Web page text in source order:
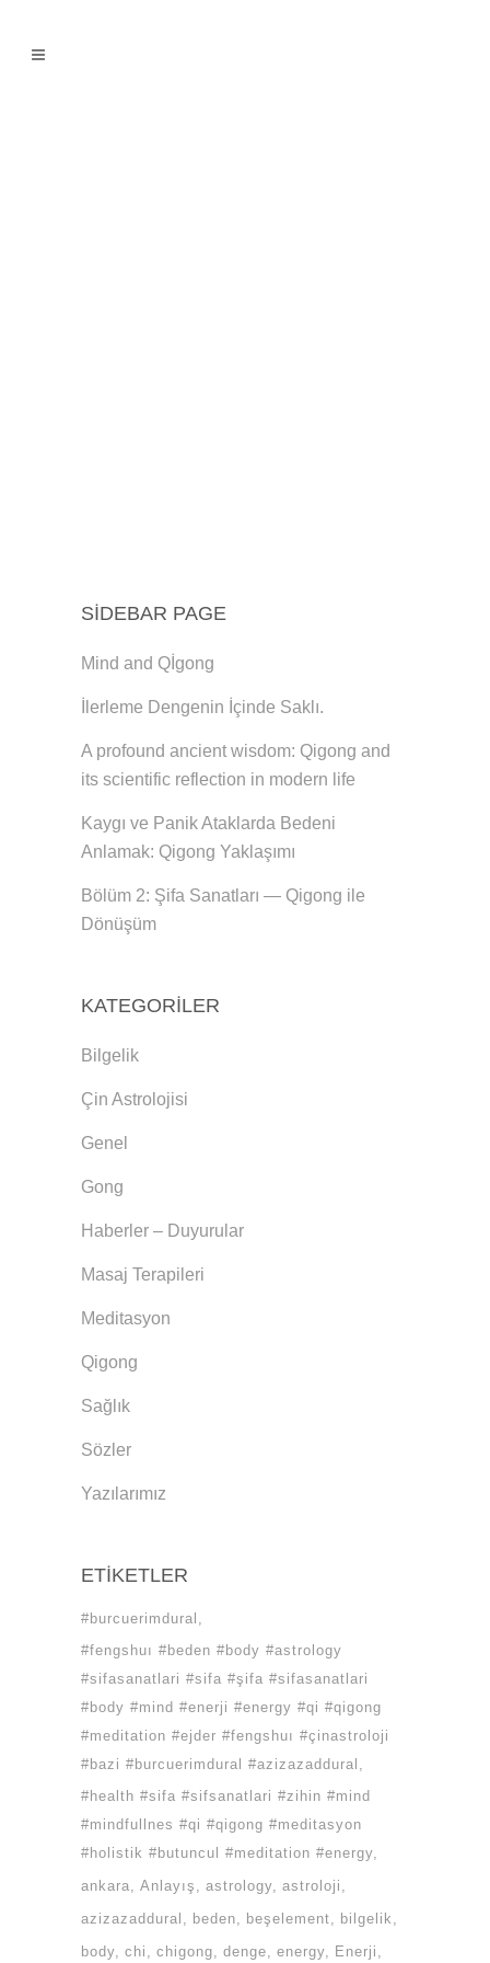
SIDEBAR PAGE
Mind and Qİgong
İlerleme Dengenin İçinde Saklı.
A profound ancient wisdom: Qigong and
its scientific reflection in modern life
Kaygı ve Panik Ataklarda Bedeni
Anlamak: Qigong Yaklaşımı
Bölüm 2: Şifa Sanatları — Qigong ile
Dönüşüm
KATEGORILER
Bilgelik
Çin Astrolojisi
Genel
Gong
Haberler – Duyurular
Masaj Terapileri
Meditasyon
Qigong
Sağlık
Sözler
Yazılarımız
ETIKETLER
#burcuerimdural
#fengshuı #beden #body #astrology
#sifasanatlari #sifa #şifa #sifasanatlari
#body #mind #enerji #energy #qi #qigong
#meditation #ejder #fengshuı #çinastroloji
#bazi #burcuerimdural #azizazaddural
#health #sifa #sifsanatlari #zihin #mind
#mindfullnes #qi #qigong #meditasyon
#holistik #butuncul #meditation #energy
ankara
Anlayış astrology astroloji
azizazaddural
beden beşelement
bilgelik
body chi chigong denge energy Enerji